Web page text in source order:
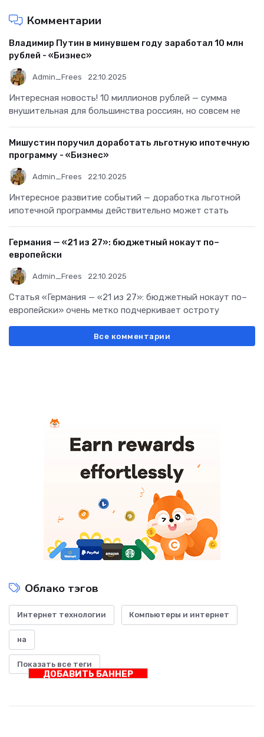
Комментарии
Владимир Путин в минувшем году заработал 10 млн
рублей - «Бизнес»
Admin_Frees 22.10.2025
Интересная новость! 10 миллионов рублей — сумма
внушительная для большинства россиян, но совсем не
Мишустин поручил доработать льготную ипотечную
программу - «Бизнес»
Admin_Frees 22.10.2025
Интересное развитие событий — доработка льготной
ипотечной программы действительно может стать
Германия — «21 из 27»: бюджетный нокаут по–
европейски
Admin_Frees 22.10.2025
Статья «Германия — «21 из 27»: бюджетный нокаут по–
европейски» очень метко подчеркивает остроту
Все комментарии
Облако тэгов
Интернет технологии Компьютеры и интернет
на
Показать все теги
ДОБАВИТЬ БАННЕР